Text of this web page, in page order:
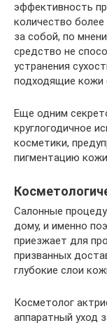
эффективность
количество
за собой, по
средство не
устранения
подходящие кожи
Еще одним
круглогодичное
косметики,
пигментацию
Салонные
дому, и именно
приезжает для
призванных
глубокие слои
Косметолог
аппаратный уход